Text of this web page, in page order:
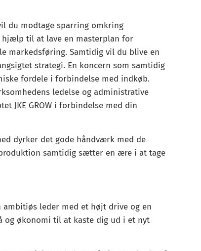
du modtage sparring omkring
til at lave en masterplan for
markedsføring. Samtidig vil du blive en
strategi. En koncern som samtidig
fordele i forbindelse med indkøb.
ledelse og administrative
JKE GROW i forbindelse med din
dyrker det gode håndværk med de
samtidig sætter en ære i at tage
ambitiøs leder med et højt drive og en
og økonomi til at kaste dig ud i et nyt